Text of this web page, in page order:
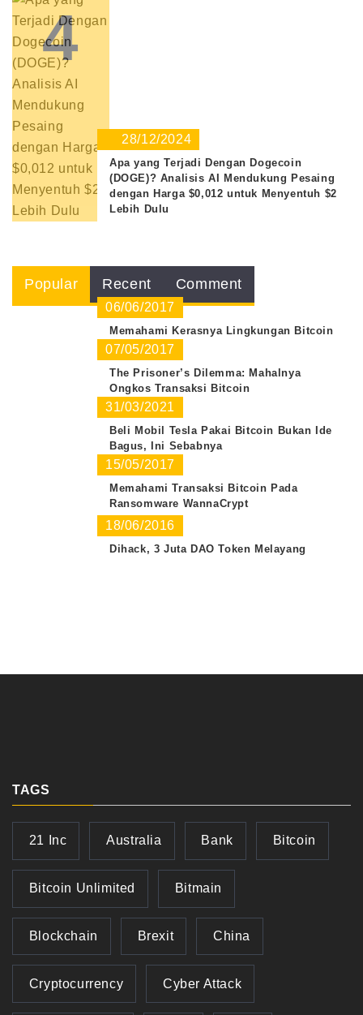
4
28/12/2024
Apa yang Terjadi Dengan Dogecoin
(DOGE)? Analisis AI Mendukung Pesaing
dengan Harga $0,012 untuk Menyentuh $2
Lebih Dulu
Popular Recent Comment
06/06/2017
Memahami Kerasnya Lingkungan Bitcoin
07/05/2017
The Prisoner’s Dilemma: Mahalnya
Ongkos Transaksi Bitcoin
31/03/2021
Beli Mobil Tesla Pakai Bitcoin Bukan Ide
Bagus, Ini Sebabnya
15/05/2017
Memahami Transaksi Bitcoin Pada
Ransomware WannaCrypt
18/06/2016
Dihack, 3 Juta DAO Token Melayang
TAGS
21 Inc Australia Bank Bitcoin
Bitcoin Unlimited Bitmain
Blockchain Brexit China
Cryptocurrency Cyber Attack